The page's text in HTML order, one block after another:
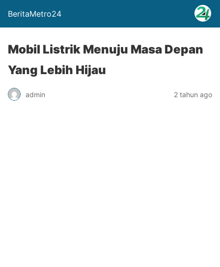
BeritaMetro24
Mobil Listrik Menuju Masa Depan
Yang Lebih Hijau
admin 2 tahun ago